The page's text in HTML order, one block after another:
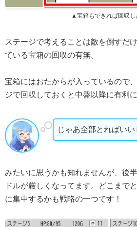
▲宝箱もできれば回収し
ステージで考えることは敵を倒すだ
ている宝箱の回収の有無。
宝箱にはおたからが入っているので
ジで回収しておくと中盤以降に有利
じゃあ全部とればいい
みたいに思うかも知れませんが、後
ドルが厳しくなってます。どこまで
に集中するかも戦略の一つです！